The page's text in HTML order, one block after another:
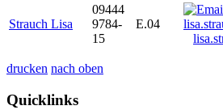
Strauch Lisa
09444
9784-
15
E.04
drucken nach oben
Quicklinks